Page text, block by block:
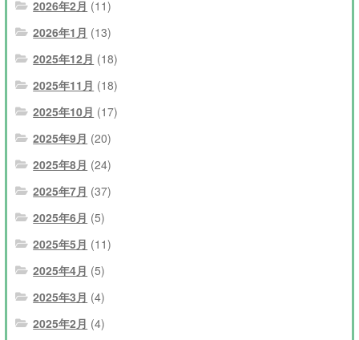
2026年2月 (11)
2026年1月 (13)
2025年12月 (18)
2025年11月 (18)
2025年10月 (17)
2025年9月 (20)
2025年8月 (24)
2025年7月 (37)
2025年6月 (5)
2025年5月 (11)
2025年4月 (5)
2025年3月 (4)
2025年2月 (4)